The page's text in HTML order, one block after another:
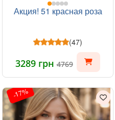
Акция! 51 красная роза
(47)
3289 грн4769
-17%